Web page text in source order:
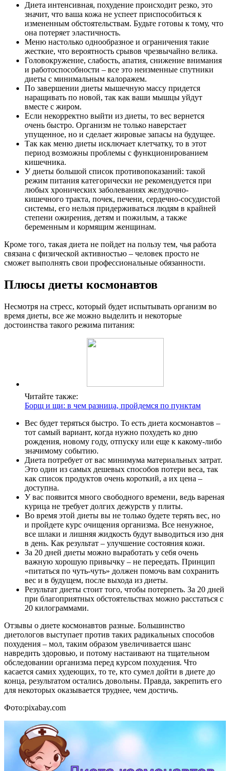
Диета интенсивная, похудение происходит резко, это
значит, что ваша кожа не успеет приспособиться к
измененным обстоятельствам. Будьте готовы к тому, что
она потеряет эластичность.
Меню настолько однообразное и ограничения такие
жесткие, что вероятность срывов чрезвычайно велика.
Головокружение, слабость, апатия, снижение внимания
и работоспособности – все это неизменные спутники
диеты с минимальным калоражем.
По завершении диеты мышечную массу придется
наращивать по новой, так как ваши мышцы уйдут
вместе с жиром.
Если некорректно выйти из диеты, то вес вернется
очень быстро. Организм не только наверстает
упущенное, но и сделает жировые запасы на будущее.
Так как меню диеты исключает клетчатку, то в этот
период возможны проблемы с функционированием
кишечника.
У диеты большой список противопоказаний: такой
режим питания категорически не рекомендуется при
любых хронических заболеваниях желудочно-
кишечного тракта, почек, печени, сердечно-сосудистой
системы, его нельзя придерживаться людям в крайней
степени ожирения, детям и пожилым, а также
беременным и кормящим женщинам.
Кроме того, такая диета не пойдет на пользу тем, чья работа
связана с физической активностью – человек просто не
сможет выполнять свои профессиональные обязанности.
Плюсы диеты космонавтов
Несмотря на стресс, который будет испытывать организм во
время диеты, все же можно выделить и некоторые
достоинства такого режима питания:
Читайте также:
Борщ и щи: в чем разница, пройдемся по пунктам
Вес будет теряться быстро. То есть диета космонавтов –
тот самый вариант, когда нужно похудеть ко дню
рождения, новому году, отпуску или еще к какому-либо
значимому событию.
Диета потребует от вас минимума материальных затрат.
Это один из самых дешевых способов потери веса, так
как список продуктов очень короткий, а их цена –
доступна.
У вас появится много свободного времени, ведь вареная
курица не требует долгих дежурств у плиты.
Во время этой диеты вы не только будете терять вес, но
и пройдете курс очищения организма. Все ненужное,
все шлаки и лишняя жидкость будут выводиться изо дня
в день. Как результат – улучшение состояния кожи.
За 20 дней диеты можно выработать у себя очень
важную хорошую привычку – не переедать. Принцип
«питаться по чуть-чуть» должен помочь вам сохранить
вес и в будущем, после выхода из диеты.
Результат диеты стоит того, чтобы потерпеть. За 20 дней
при благоприятных обстоятельствах можно расстаться с
20 килограммами.
Отзывы о диете космонавтов разные. Большинство
диетологов выступает против таких радикальных способов
похудения – мол, таким образом увеличивается шанс
навредить здоровью, и потому настаивают на тщательном
обследовании организма перед курсом похудения. Что
касается самих худеющих, то те, кто сумел дойти в диете до
конца, результатом остались довольны. Правда, закрепить его
для некоторых оказывается труднее, чем достичь.
Фото:pixabay.com